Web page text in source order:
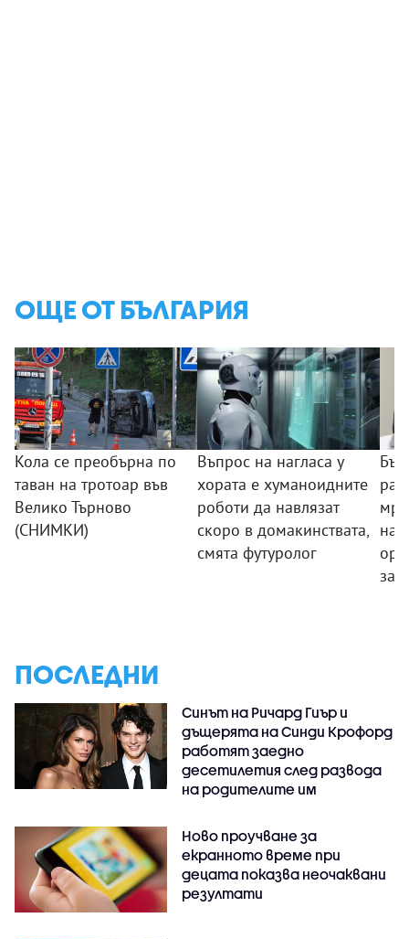
ОЩЕ ОТ БЪЛГАРИЯ
Кола се преобърна по
таван на тротоар във
Велико Търново
(СНИМКИ)
Въпрос на нагласа у
хората е хуманоидните
роботи да навлязат
скоро в домакинствата,
смята футуролог
ПОСЛЕДНИ
Синът на Ричард Гиър и
дъщерята на Синди Крофорд
работят заедно
десетилетия след развода
на родителите им
Ново проучване за
екранното време при
децата показва неочаквани
резултати